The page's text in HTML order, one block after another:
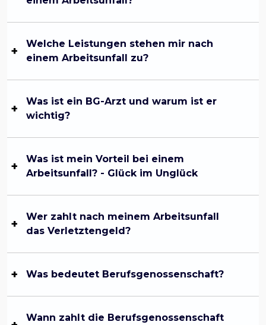
Welche Leistungen stehen mir nach
einem Arbeitsunfall zu?
Was ist ein BG-Arzt und warum ist er
wichtig?
Was ist mein Vorteil bei einem
Arbeitsunfall? - Glück im Unglück
Wer zahlt nach meinem Arbeitsunfall
das Verletztengeld?
Was bedeutet Berufsgenossenschaft?
Wann zahlt die Berufsgenossenschaft